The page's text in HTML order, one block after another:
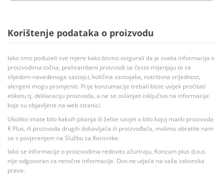
Korištenje podataka o proizvodu
Iako smo poduzeli sve mjere kako bismo osigurali da je svaka informacija o
proizvodima točna, prehrambeni proizvodi se često mijenjaju te se
slijedom navedenoga sastojci, količina sastojaka, nutritivna vrijednost,
alergeni mogu promjeniti. Prije konzumacije trebali biste uvijek pročitati
etiketu tj. deklaraciju proizvoda, a ne se oslanjati isključivo na informacije
koje su objavljene na web stranici.
Ukoliko imate bilo kakvih pitanja ili želite savjet o bilo kojoj marki proizvoda
K Plus, ili proizvoda drugih dobavljača ili proizvođača, molimo obratite nam
se s povjerenjem na Službu za Korisnike.
Iako se informacije o proizvodima redovito ažuriraju, Konzum plus d.o.o.
nije odgovoran za netočne informacije. Ovo ne utječe na vaša zakonska
prava.